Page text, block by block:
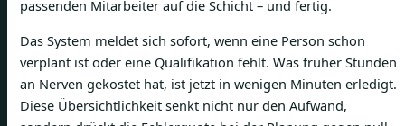
passenden Mitarbeiter auf die Schicht – und fertig.
Das System meldet sich sofort, wenn eine Person schon
verplant ist oder eine Qualifikation fehlt. Was früher Stunden
an Nerven gekostet hat, ist jetzt in wenigen Minuten erledigt.
Diese Übersichtlichkeit senkt nicht nur den Aufwand,